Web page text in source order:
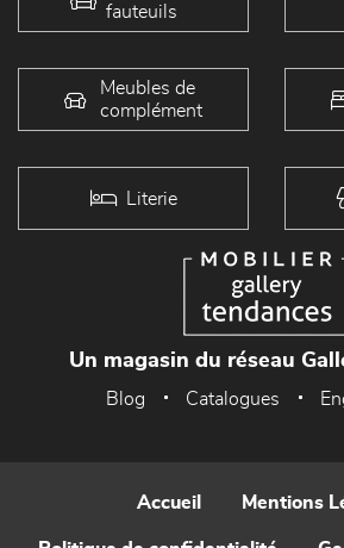
fauteuils
Meubles de
complément
Literie
Un magasin du réseau
Blog Catalogues
Accueil Mentions